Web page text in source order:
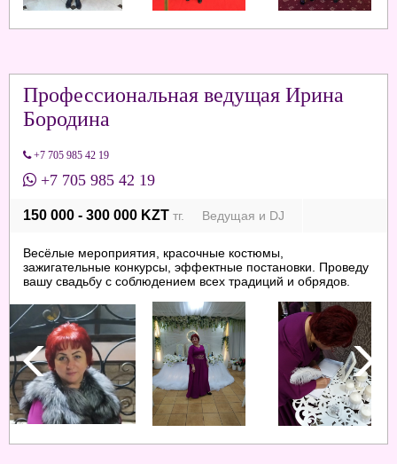
Профессиональная ведущая Ирина
Бородина
+7 705 985 42 19
+7 705 985 42 19
150 000 - 300 000 KZT тг. Ведущая и DJ
Весёлые мероприятия, красочные костюмы,
зажигательные конкурсы, эффектные постановки. Проведу
вашу свадьбу с соблюдением всех традиций и обрядов.